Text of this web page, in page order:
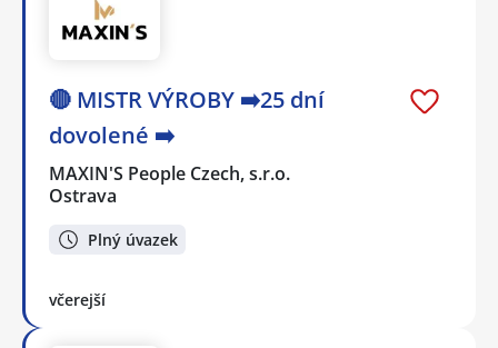
🔴 MISTR VÝROBY ➡️25 dní
dovolené ➡️
MAXIN'S People Czech, s.r.o.
Ostrava
Plný úvazek
včerejší